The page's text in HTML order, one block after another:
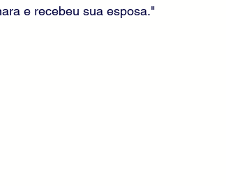
e recebeu sua esposa."